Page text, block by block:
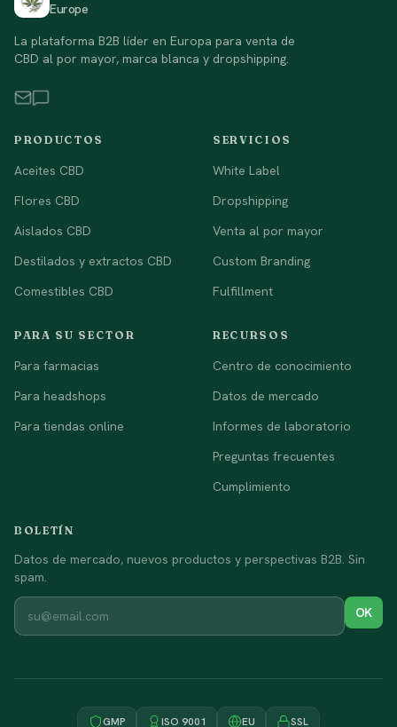
Europe
La plataforma B2B líder en Europa para venta de
CBD al por mayor, marca blanca y dropshipping.
PRODUCTOS
Aceites CBD
Flores CBD
Aislados CBD
Destilados y extractos CBD
Comestibles CBD
SERVICIOS
White Label
Dropshipping
Venta al por mayor
Custom Branding
Fulfillment
PARA SU SECTOR
Para farmacias
Para headshops
Para tiendas online
RECURSOS
Centro de conocimiento
Datos de mercado
Informes de laboratorio
Preguntas frecuentes
Cumplimiento
BOLETÍN
Datos de mercado, nuevos productos y perspectivas B2B. Sin
spam.
OK
GMP ISO 9001 EU SSL